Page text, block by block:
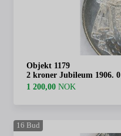
Objekt 1179
2 kroner Jubileum 1906. 0
1 200,00 NOK
16 Bud